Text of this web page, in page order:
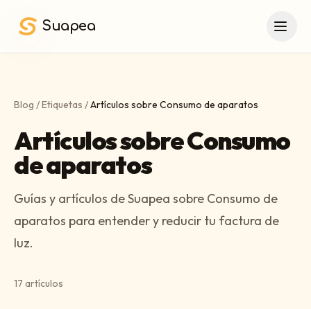
Suapea
Blog /Etiquetas /Artículos sobre Consumo de aparatos
Artículos sobre Consumo
de aparatos
Guías y artículos de Suapea sobre Consumo de
aparatos para entender y reducir tu factura de
luz.
17 artículos